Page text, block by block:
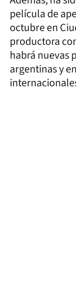
película de
octubre en
productora
habrá nuevas
argentinas y